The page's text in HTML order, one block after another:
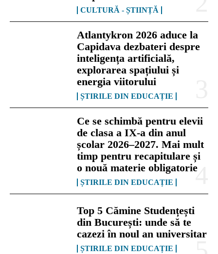
CULTURĂ - ȘTIINȚĂ
Atlantykron 2026 aduce la
Capidava dezbateri despre
inteligența artificială,
explorarea spațiului și
energia viitorului
ȘTIRILE DIN EDUCAȚIE
Ce se schimbă pentru elevii
de clasa a IX-a din anul
școlar 2026–2027. Mai mult
timp pentru recapitulare și
o nouă materie obligatorie
ȘTIRILE DIN EDUCAȚIE
Top 5 Cămine Studențești
din București: unde să te
cazezi în noul an universitar
ȘTIRILE DIN EDUCAȚIE